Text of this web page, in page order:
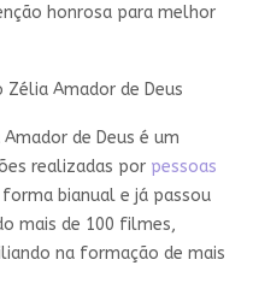
honrosa para melhor
Zélia Amador de Deus
de Deus é um
realizadas por pessoas
bianual e já passou
mais de 100 filmes,
na formação de mais